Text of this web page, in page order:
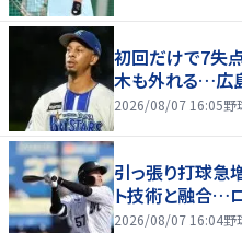
初回だけで7失
木も外れる…広
2026/08/07 16:05野
引っ張り打球
ト技術と融合…
2026/08/07 16:04野